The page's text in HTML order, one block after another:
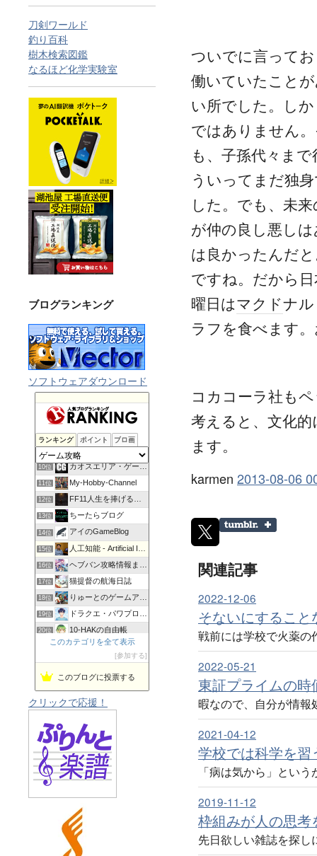
ついでに言って
働いていたこと
い所でした。し
ではありません
も、子孫代々ま
ういってまだ独
した。でも、未
が仲の良し悪し
は良かったんだ
ですね。だから
曜日はマクドナ
ラフを食べます
コカコーラ社も
考えると、文化
ます。
karmen 2013-08-06
関連記事
2022-12-06
そないにすること
戦前には学校で火薬
2022-05-21
東証プライムの
暇なので、自分が情
2021-04-12
学校では科学を
「病は気から」とい
2019-11-12
枠組みが人の思
先日欲しい雑誌を探
刀剣ワールド
釣り百科
樹木検索図鑑
なるほど化学実験室
ブログランキング
ソフトウェアダウンロード
ランキング ポイント ブロ画
8位 ラピコット学園放送局
9位 ゆずかきのマイクラ開拓日誌
10位 カオスエリア・ゲームズ
11位 My-Hobby-Channel
12位 FF11人生を捧げるブログ
13位 ちーたらブログ
14位 アイのGameBlog
15位 人工知能 - Artificial Intelligence
16位 ヘブバン攻略情報まとめ
17位 猫提督の航海日誌
18位 りゅーとのゲームアーカイブ
19位 ドラクエ・パワプロ＆趣味ブログ
20位 10-HAKの自由帳
21位 ぽてとブログ | ねこ好きゲーマーの雑記ブログ
22位 人鳥日記
このカテゴリを全て表示
参加する
このブログに投票する
クリックで応援！